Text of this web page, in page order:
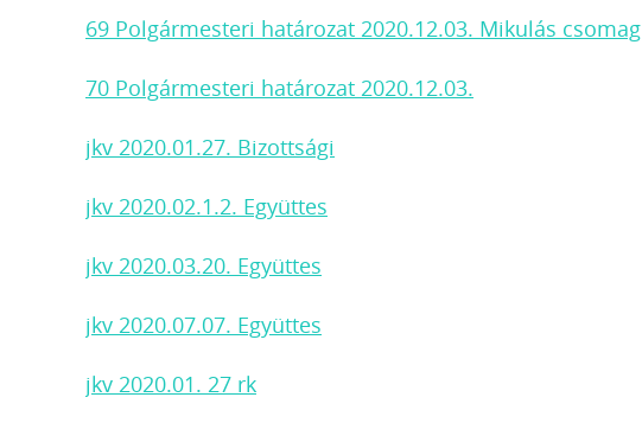
69 Polgármesteri határozat 2020.12.03. Mikulás csomag
70 Polgármesteri határozat 2020.12.03.
jkv 2020.01.27. Bizottsági
jkv 2020.02.1.2. Együttes
jkv 2020.03.20. Együttes
jkv 2020.07.07. Együttes
jkv 2020.01. 27 rk